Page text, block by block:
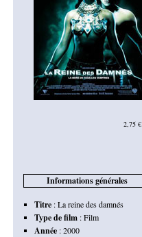
2,75 €
Informations générales
Titre:La reine des damnés
Type de film:Film
Année:2000